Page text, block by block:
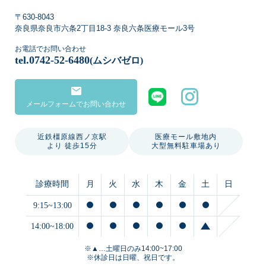
〒630-8043
奈良県奈良市六条2丁目18-3 奈良六条医療モール3号
お電話でお問い合わせ
tel.0742-52-6480(ムシバゼロ)
mail
メールフォームでお問い合わせ
近鉄橿原線西ノ京駅
より 徒歩15分
医療モール敷地内
大型無料駐車場あり
診療時間 月 火 水 木 金 土 日
9:15~13:00
14:00~18:00
※▲…土曜日のみ14:00~17:00
※休診日は日曜、祝日です。